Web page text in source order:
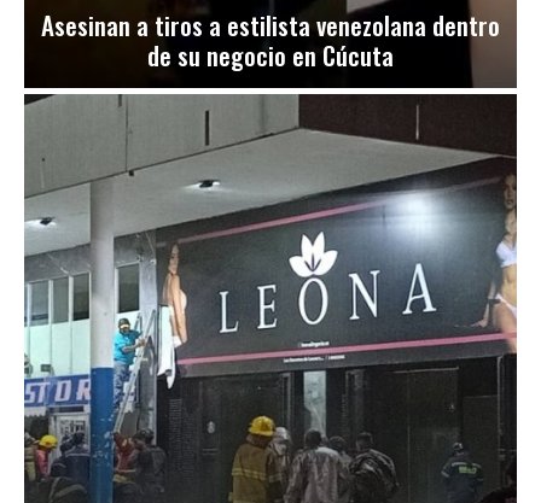
Asesinan a tiros a estilista venezolana dentro
de su negocio en Cúcuta